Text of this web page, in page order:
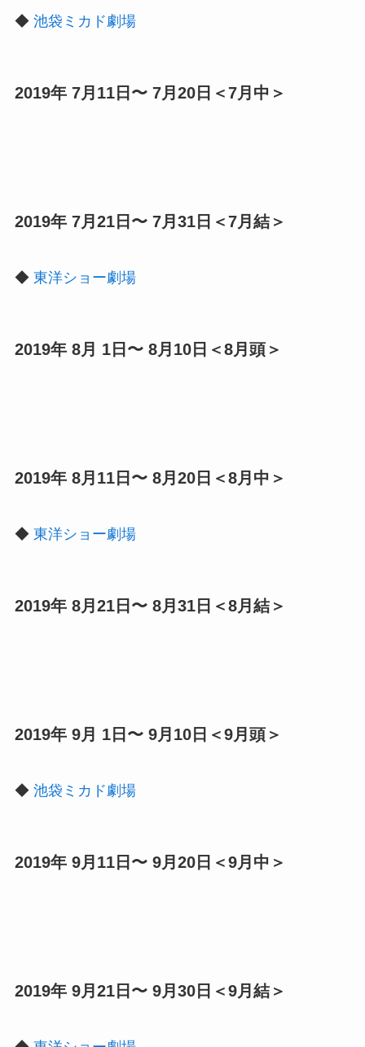
◆ 池袋ミカド劇場
2019年 7月11日〜 7月20日＜7月中＞
2019年 7月21日〜 7月31日＜7月結＞
◆ 東洋ショー劇場
2019年 8月 1日〜 8月10日＜8月頭＞
2019年 8月11日〜 8月20日＜8月中＞
◆ 東洋ショー劇場
2019年 8月21日〜 8月31日＜8月結＞
2019年 9月 1日〜 9月10日＜9月頭＞
◆ 池袋ミカド劇場
2019年 9月11日〜 9月20日＜9月中＞
2019年 9月21日〜 9月30日＜9月結＞